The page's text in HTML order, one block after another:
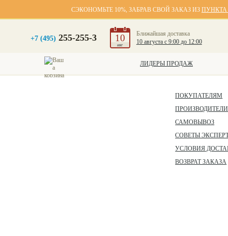
СЭКОНОМЬТЕ 10%, ЗАБРАВ СВОЙ ЗАКАЗ ИЗ
+7 (495) 255-255-3 10
авг
Ближайшая доставка
10 августа с 9:00 до 12:00
ЛИДЕРЫ ПРОДАЖ
ПОКУПАТЕЛЯМ
ПРОИЗВОДИТЕЛИ
САМОВЫВОЗ
СОВЕТЫ
УСЛОВИЯ
ВОЗВРАТ ЗАКАЗА